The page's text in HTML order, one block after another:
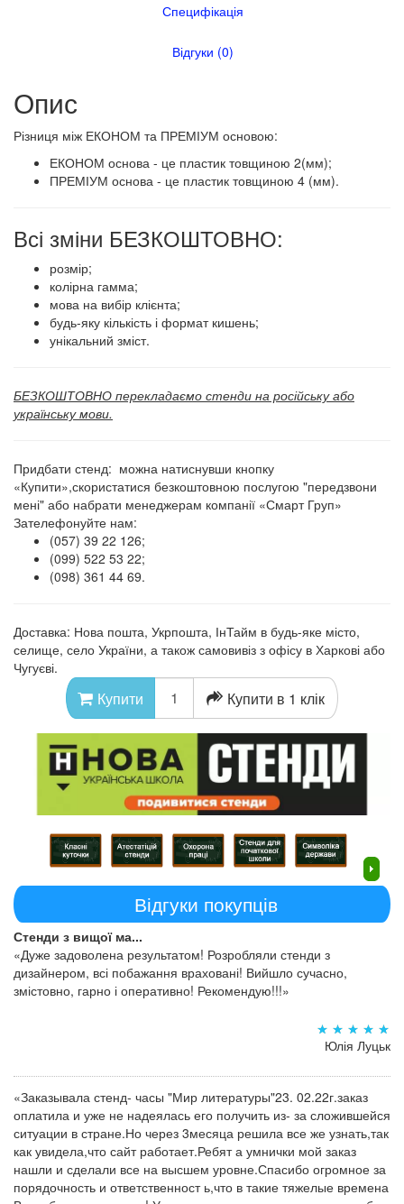
Специфікація
Відгуки (0)
Опис
​​​Різниця між ЕКОНОМ та ПРЕМІУМ основою:
ЕКОНОМ основа - це пластик товщиною 2(мм);
ПРЕМІУМ основа - це пластик товщиною 4 (мм).
Всі зміни БЕЗКОШТОВНО:
розмір;
колірна гамма;
мова на вибір клієнта;
будь-яку кількість і формат кишень;
унікальний зміст.
БЕЗКОШТОВНО перекладаємо стенди на російську або
українську мови.
Придбати стенд: можна натиснувши кнопку
«Купити»,скористатися безкоштовною послугою "передзвони
мені" або набрати менеджерам компанії «Смарт Груп»
Зателефонуйте нам:
(057) 39 22 126;
(099) 522 53 22;
(098) 361 44 69.
Доставка: Нова пошта, Укрпошта, ІнТайм в будь-яке місто,
селище, село України, а також самовивіз з офісу в Харкові або
Чугуєві.
Купити Купити в 1 клік
Відгуки покупців
Стенди з вищої ма...
«Дуже задоволена результатом! Розробляли стенди з
дизайнером, всі побажання враховані! Вийшло сучасно,
змістовно, гарно і оперативно! Рекомендую!!!»
Юлія Луцьк
«Заказывала стенд- часы "Мир литературы"23. 02.22г.заказ
оплатила и уже не надеялась его получить из- за сложившейся
ситуации в стране.Но через 3месяца решила все же узнать,так
как увидела,что сайт работает.Ребят а умнички мой заказ
нашли и сделали все на высшем уровне.Спасибо огромное за
порядочность и ответственност ь,что в такие тяжелые времена